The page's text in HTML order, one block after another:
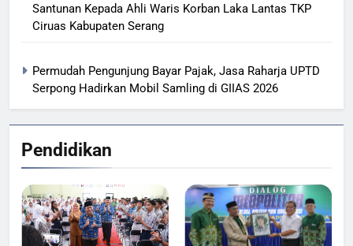
Santunan Kepada Ahli Waris Korban Laka Lantas TKP
Ciruas Kabupaten Serang
Permudah Pengunjung Bayar Pajak, Jasa Raharja UPTD
Serpong Hadirkan Mobil Samling di GIIAS 2026
Pendidikan